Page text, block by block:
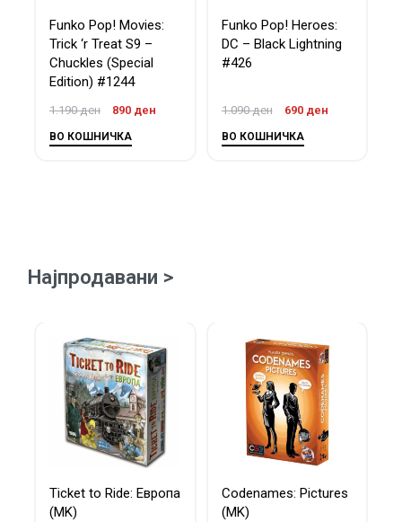
Funko Pop! Movies:
Trick ‘r Treat S9 –
Chuckles (Special
Edition) #1244
1.190ден 890 ден
ВО КОШНИЧКА
Funko Pop! Heroes:
DC – Black Lightning
#426
1.090ден 690 ден
ВО КОШНИЧКА
Најпродавани >
Ticket to Ride: Европа
(MK)
Codenames: Pictures
(MK)